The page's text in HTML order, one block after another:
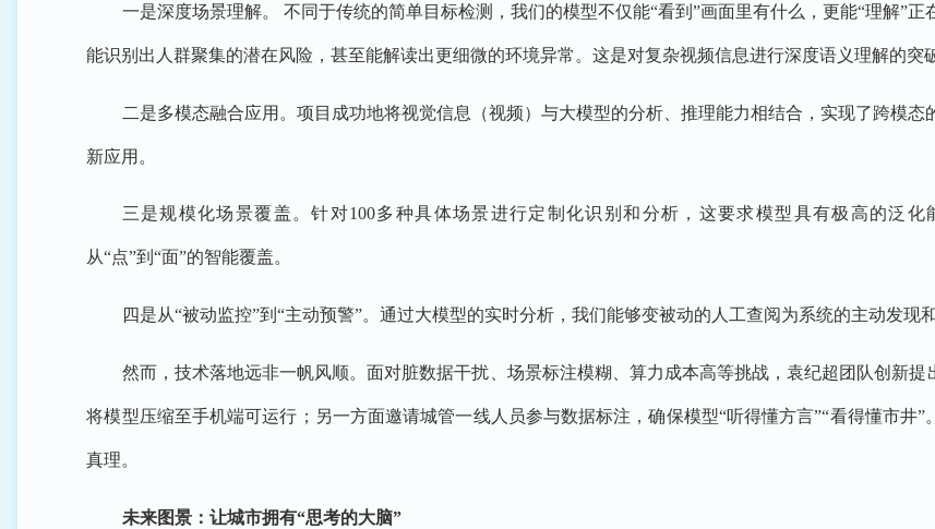
一是深度场景理解。 不同于传统的简单目标检测，我们的模型不仅能“看到”画面里有什么，更能“理解”
能识别出人群聚集的潜在风险，甚至能解读出更细微的环境异常。这是对复杂视频信息进行深度语义理解的突
二是多模态融合应用。项目成功地将视觉信息（视频）与大模型的分析、推理能力相结合，实现了跨模
新应用。
三是规模化场景覆盖。针对100多种具体场景进行定制化识别和分析，这要求模型具有极高的泛
从“点”到“面”的智能覆盖。
四是从“被动监控”到“主动预警”。通过大模型的实时分析，我们能够变被动的人工查阅为系统的主动发现
然而，技术落地远非一帆风顺。面对脏数据干扰、场景标注模糊、算力成本高等挑战，袁纪超团队创新提
将模型压缩至手机端可运行；另一方面邀请城管一线人员参与数据标注，确保模型“听得懂方言”“看得懂市井
真理。
未来图景：让城市拥有“思考的大脑”